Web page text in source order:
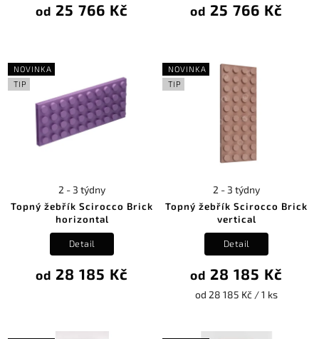
od 25 766 Kč od 25 766 Kč
NOVINKA
TIP
Topný žebřík Scirocco Brick
horizontal
2 - 3 týdny
od 28 185 Kč
Detail
NOVINKA
TIP
Topný žebřík Scirocco Brick
vertical
2 - 3 týdny
od 28 185 Kč
od 28 185 Kč / 1 ks
Detail